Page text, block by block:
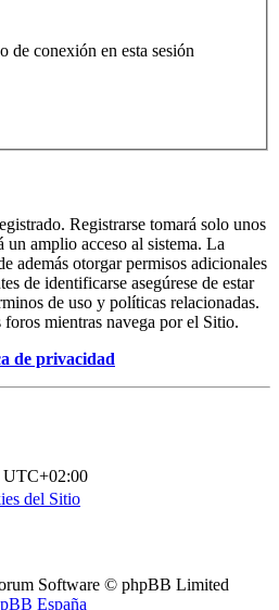
de conexión en esta sesión
Registrarse tomará solo unos
amplio acceso al sistema. La
además otorgar permisos adicionales
de identificarse asegúrese de estar
de uso y políticas relacionadas.
mientras navega por el Sitio.
de privacidad
UTC+02:00
del Sitio
Software © phpBB Limited
España